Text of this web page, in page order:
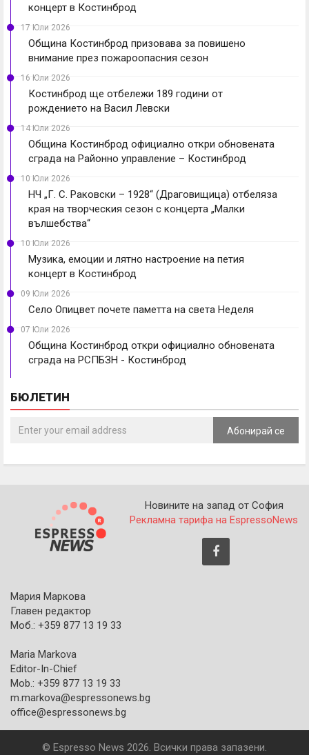
концерт в Костинброд
17 Юли 2026
Община Костинброд призовава за повишено
внимание през пожароопасния сезон
16 Юли 2026
Костинброд ще отбележи 189 години от
рождението на Васил Левски
14 Юли 2026
Община Костинброд официално откри обновената
сграда на Районно управление – Костинброд
10 Юли 2026
НЧ „Г. С. Раковски – 1928“ (Драговищица) отбеляза
края на творческия сезон с концерта „Малки
вълшебства“
10 Юли 2026
Музика, емоции и лятно настроение на петия
концерт в Костинброд
09 Юли 2026
Село Опицвет почете паметта на света Неделя
07 Юли 2026
Община Костинброд откри официално обновената
сграда на РСПБЗН - Костинброд
БЮЛЕТИН
Абонирай се
Новините на запад от София
Рекламна тарифа на EspressoNews
Мария Маркова
Главен редактор
Моб.: +359 877 13 19 33
Maria Markova
Editor-In-Chief
Mob.: +359 877 13 19 33
m.markova@espressonews.bg
office@espressonews.bg
© Espresso News 2026. Всички права запазени.